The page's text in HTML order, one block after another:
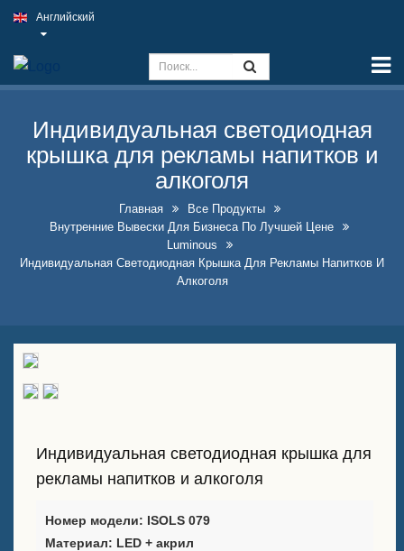
Возможности
Вывеска паба на открытом
воздухе
Внутренние вывески для
бизнеса по лучшей цене
Оптимальные решения для
Эффектный дизайн витрины
бутылок с алкоголем
продажу
упаковки вина
Английский
Индивидуальная светодиодная
крышка для рекламы напитков и
алкоголя
Главная
Все Продукты
Внутренние Вывески Для Бизнеса По Лучшей Цене
Luminous
Индивидуальная Светодиодная Крышка Для Рекламы Напитков И
Алкоголя
Индивидуальная светодиодная крышка для
рекламы напитков и алкоголя
Номер модели: ISOLS 079
Материал: LED + акрил